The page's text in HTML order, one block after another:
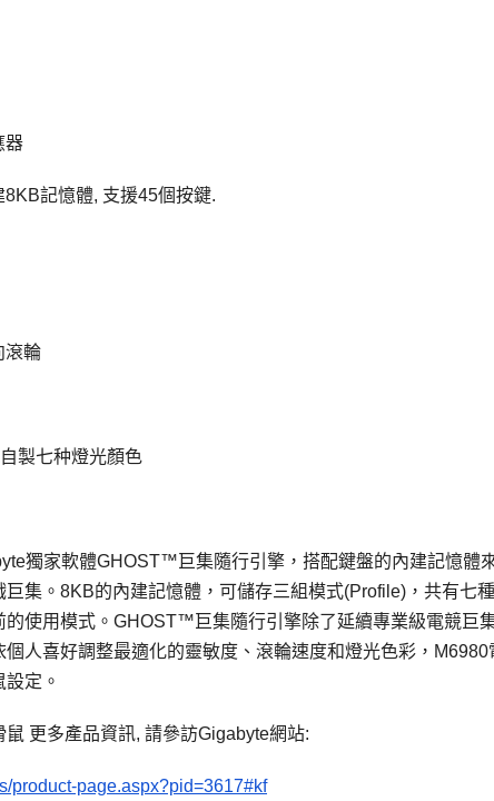
器
記憶體, 支援45個按鍵.
滾輪
製七种燈光顏色
獨家軟體GHOST™巨集隨行引擎，搭配鍵盤的內建記憶體
集。8KB的內建記憶體，可儲存三組模式(Profile)，共有七
使用模式。GHOST™巨集隨行引擎除了延續專業級電競巨
人喜好調整最適化的靈敏度、滾輪速度和燈光色彩，
定。
更多產品資訊, 請參訪Gigabyte網站:
product-page.aspx?pid=3617#kf